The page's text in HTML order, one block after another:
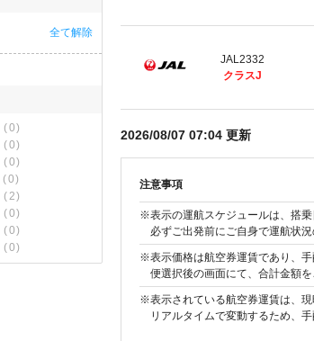
全て解除
(0)
(0)
(0)
(0)
(2)
(0)
(0)
(0)
JAL2332
クラスJ
2026/08/07 07:04 更新
注意事項
※表示の運航スケジュールは、搭乗
必ずご出発前にご自身で運航状況
※表示価格は航空券運賃であり、手
便選択後の画面にて、合計金額を
※表示されている航空券運賃は、現
リアルタイムで変動するため、手